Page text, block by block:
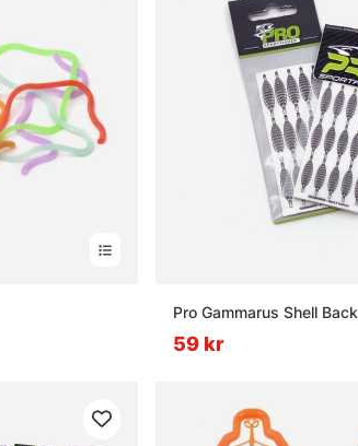
Pro Gammarus Shell Back
59 kr